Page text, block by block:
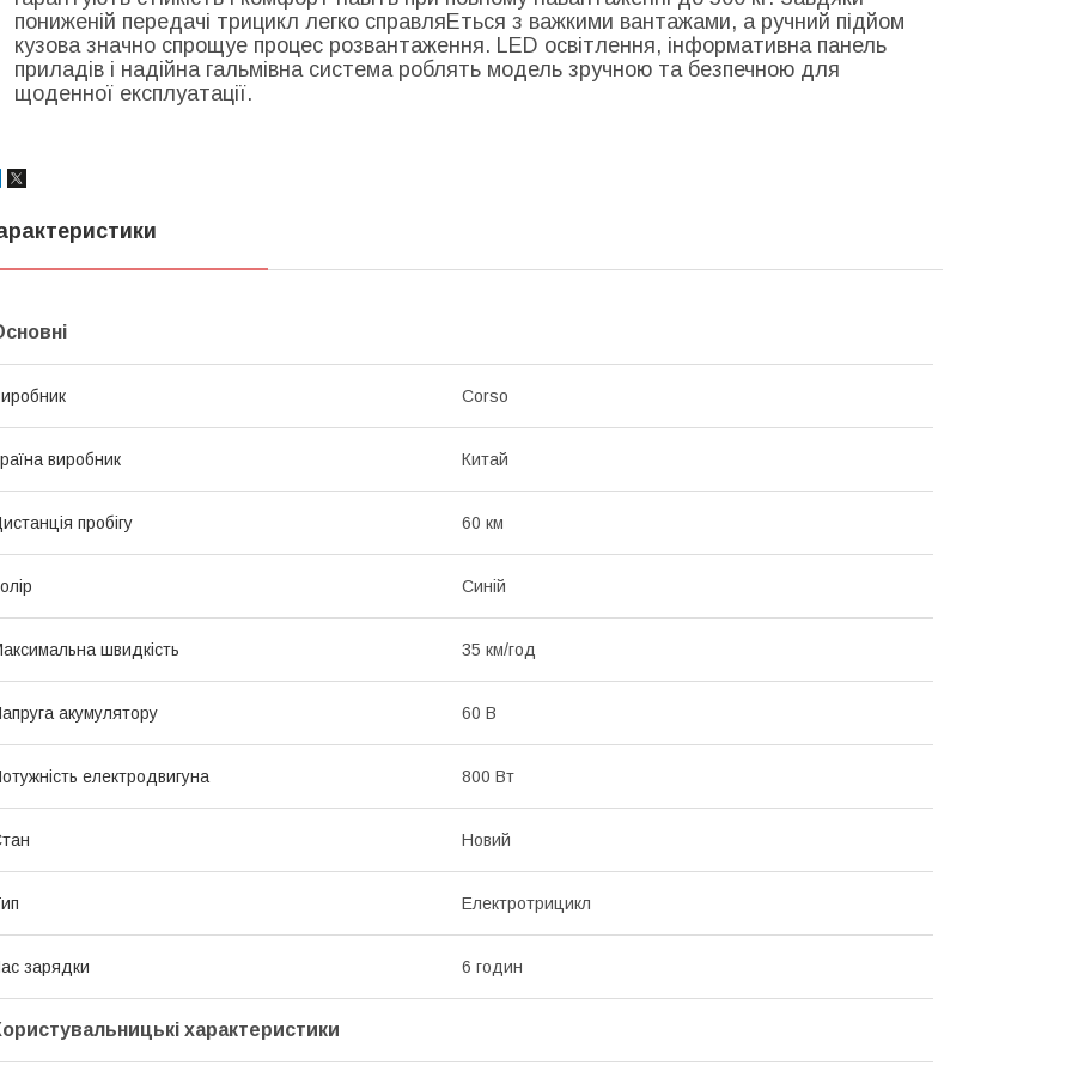
пониженій передачі трицикл легко справляЕться з важкими вантажами, а ручний підйом
кузова значно спрощуе процес розвантаження. LED освітлення, інформативна панель
приладів і надійна гальмівна система роблять модель зручною та безпечною для
щоденної експлуатації.
Corso
виробник Китай
пробігу 60 км
Синій
швидкість 35 км/год
акумулятору 60 В
електродвигуна 800 Вт
Новий
Електротрицикл
зарядки 6 годин
характеристики